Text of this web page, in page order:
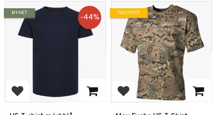
Add to favorites
44%
NYHET
Add to favorites
FAVORITE